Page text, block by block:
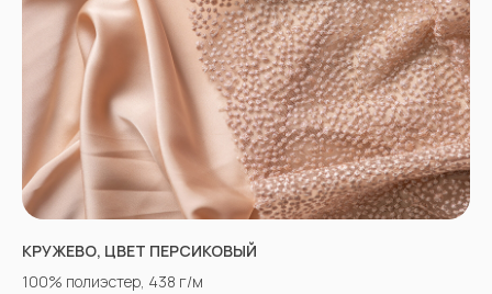
КРУЖЕВО, ЦВЕТ ПЕРСИКОВЫЙ
100% полиэстер, 438 г/м